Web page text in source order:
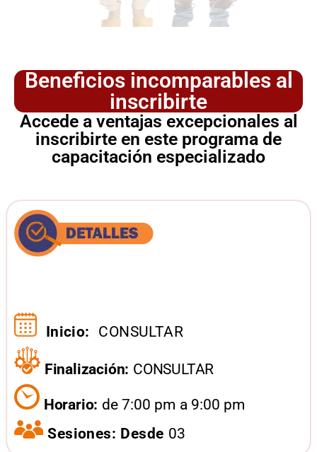
Beneficios incomparables al
inscribirte
Accede a ventajas excepcionales al
inscribirte en este programa de
capacitación especializado
Inicio: CONSULTAR
Finalización: CONSULTAR
Horario: de 7:00 pm a 9:00 pm
Sesiones: Desde 03